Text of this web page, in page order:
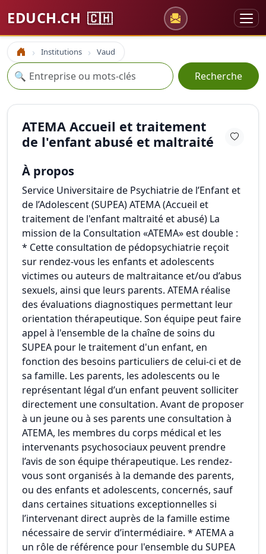
EDUCH.CH 🇨🇭
Accueil Institutions Vaud
Recherche
🔍 Recherche
ATEMA Accueil et traitement
de l'enfant abusé et maltraité
À propos
Service Universitaire de Psychiatrie de l’Enfant et
de l’Adolescent (SUPEA) ATEMA (Accueil et
traitement de l'enfant maltraité et abusé) La
mission de la Consultation «ATEMA» est double :
* Cette consultation de pédopsychiatrie reçoit
sur rendez-vous les enfants et adolescents
victimes ou auteurs de maltraitance et/ou d’abus
sexuels, ainsi que leurs parents. ATEMA réalise
des évaluations diagnostiques permettant leur
orientation thérapeutique. Son équipe peut faire
appel à l'ensemble de la chaîne de soins du
SUPEA pour le traitement d'un enfant, en
fonction des besoins particuliers de celui-ci et de
sa famille. Les parents, les adolescents ou le
représentant légal d’un enfant peuvent solliciter
directement une consultation. Avant de proposer
à un jeune ou à ses parents une consultation à
ATEMA, les membres du corps médical et les
intervenants psychosociaux peuvent prendre
l’avis de son équipe thérapeutique. Les rendez-
vous sont organisés à la demande des parents,
ou des enfants et adolescents, concernés, sauf
dans certaines situations exceptionnelles si
l’intervenant direct auprès de la famille estime
nécessaire de servir d’intermédiaire. * ATEMA a
un rôle de référence pour l'ensemble du SUPEA